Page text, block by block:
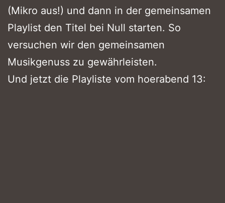
(Mikro aus!) und dann in der gemeinsamen
Playlist den Titel bei Null starten. So
versuchen wir den gemeinsamen
Musikgenuss zu gewährleisten.
Und jetzt die Playliste vom hoerabend 13: